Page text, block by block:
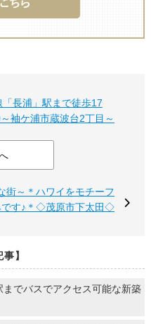
長浦」駅まで徒歩17
袖ケ浦市蔵波台2丁目～
街～＊ハワイをモチーフ
です♪＊◇茂原市下太田◇
事】
でバスでアクセス可能な新築